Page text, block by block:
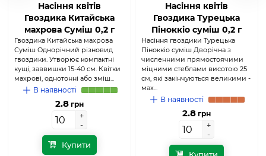
Насіння квітів
Гвоздика Китайська
махрова Суміш 0,2 г
(Агромаг)
Гвоздика Китайська махрова
Суміш Однорічний різновид
гвоздики. Утворює компактні
кущі, заввишки 15-40 см. Квітки
махрові, однотонні або зміш...
В наявності
2.8 грн
+
-
+
-
Купити
Насіння квітів
Гвоздика Турецька
Піноккіо суміш 0,2 г
(Агромаг)
Насіння гвоздики Турецька
Піноккіо суміш Дворічна з
численними прямостоячими
міцними стеблами висотою 25
см, які закінчуються великими -
мах...
В наявності
2.8 грн
+
-
+
-